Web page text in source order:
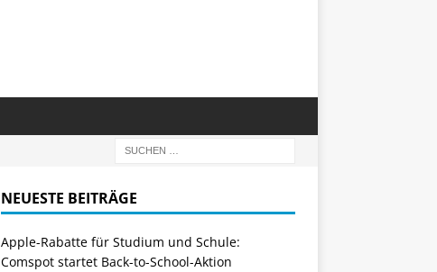
NEUESTE BEITRÄGE
Apple-Rabatte für Studium und Schule:
Comspot startet Back-to-School-Aktion